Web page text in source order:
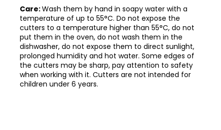
Care:Wash them by hand in soapy water with a
temperature of up to 55°C. Do not expose the
cutters to a temperature higher than 55°C, do not
put them in the oven, do not wash them in the
dishwasher, do not expose them to direct sunlight,
prolonged humidity and hot water. Some edges of
the cutters may be sharp, pay attention to safety
when working with it. Cutters are not intended for
children under 6 years.